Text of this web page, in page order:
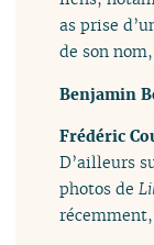
as prise
de son
Benjamin
Frédéric
D’ailleurs
photos de